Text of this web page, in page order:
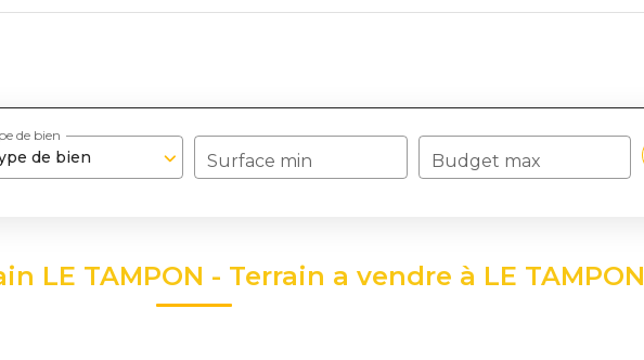
de bien
de bien
Surface min Budget max
LE TAMPON - Terrain a vendre à LE TAMPON